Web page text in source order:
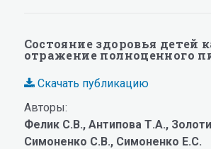
Состояние здоровья детей
отражение полноценного
Скачать публикацию
Авторы:
Фелик С.В., Антипова Т.А.,
Симоненко С.В., Симоненко Е.С.